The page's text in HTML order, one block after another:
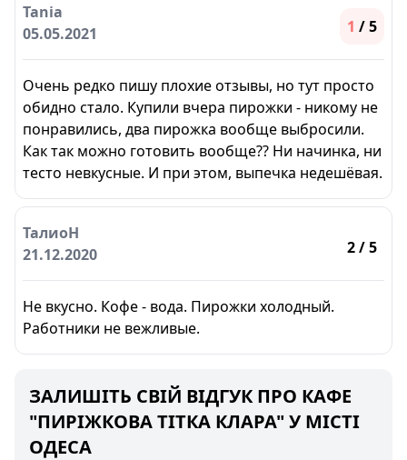
Tania
05.05.2021
1 / 5
Очень редко пишу плохие отзывы, но тут просто
обидно стало. Купили вчера пирожки - никому не
понравились, два пирожка вообще выбросили.
Как так можно готовить вообще?? Ни начинка, ни
тесто невкусные. И при этом, выпечка недешёвая.
ТалиоН
21.12.2020
2/ 5
Не вкусно. Кофе - вода. Пирожки холодный.
Работники не вежливые.
ЗАЛИШІТЬ СВІЙ ВІДГУК ПРО КАФЕ
"ПИРІЖКОВА ТІТКА КЛАРА" У МІСТІ
ОДЕСА